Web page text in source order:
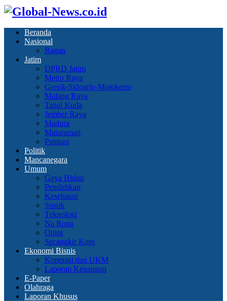
Beranda
Nasional
Ragan
Jatim
DPRD Jatim
Metro Raya
Gresik-Sidoarjo-Mojokerto
Malang Raya
Tapal Kuda
Jember Raya
Madura
Mataraman
Pantura
Politik
Mancanegara
Umum
Gaya Hidup
Pendidikan
Kesehatan
Sosok
Teknologi
Na Rona
Opini
Secangkir Kopi
Ekonomi Bisnis
Koperasi dan UKM
Laporan Keuangan
E-Paper
Olahraga
Laporan Khusus